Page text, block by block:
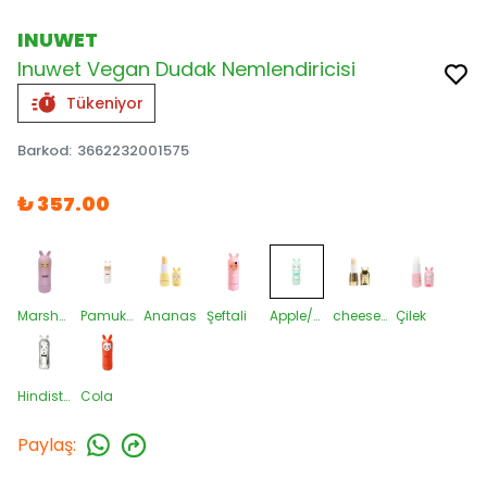
INUWET
Inuwet Vegan Dudak Nemlendiricisi
Tükeniyor
Barkod: 3662232001575
₺ 357.00
Marshmallow Pamuk Şekeri Ananas Şeftali Apple/Aqua cheesecake-Metal Çilek
Hindistan cevizi-Metal Cola
Paylaş: